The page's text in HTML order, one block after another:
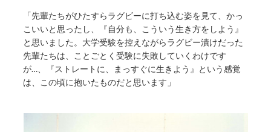
「先輩たちがひたすらラグビーに打ち込む姿を見て、かっ
こいいと思ったし、『自分も、こういう生き方をしよう』
と思いました。大学受験を控えながらラグビー漬けだった
先輩たちは、ことごとく受験に失敗していくわけです
が…、『ストレートに、まっすぐに生きよう』という感覚
は、この頃に抱いたものだと思います」